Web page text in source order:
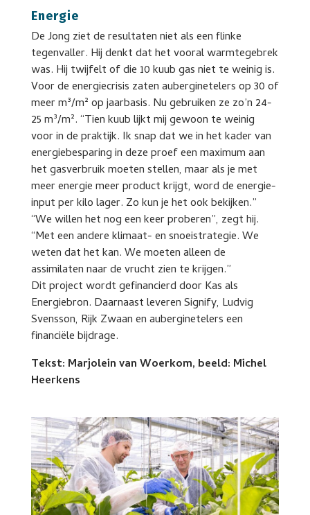
Energie
De Jong ziet de resultaten niet als een flinke
tegenvaller. Hij denkt dat het vooral warmtegebrek
was. Hij twijfelt of die 10 kuub gas niet te weinig is.
Voor de energiecrisis zaten auberginetelers op 30 of
meer m³/m² op jaarbasis. Nu gebruiken ze zo’n 24-
25 m³/m². “Tien kuub lijkt mij gewoon te weinig
voor in de praktijk. Ik snap dat we in het kader van
energiebesparing in deze proef een maximum aan
het gasverbruik moeten stellen, maar als je met
meer energie meer product krijgt, word de energie-
input per kilo lager. Zo kun je het ook bekijken.”
“We willen het nog een keer proberen”, zegt hij.
“Met een andere klimaat- en snoeistrategie. We
weten dat het kan. We moeten alleen de
assimilaten naar de vrucht zien te krijgen.”
Dit project wordt gefinancierd door Kas als
Energiebron. Daarnaast leveren Signify, Ludvig
Svensson, Rijk Zwaan en auberginetelers een
financiële bijdrage.
Tekst: Marjolein van Woerkom, beeld: Michel
Heerkens